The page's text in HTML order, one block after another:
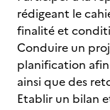
rédigeant le
finalité et
Conduire un
planification
ainsi que des
Etablir un bilan